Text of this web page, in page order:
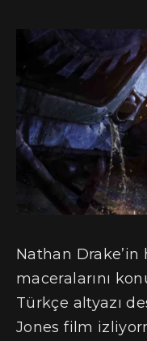
Nathan Drake’in
maceralarını
Türkçe altyazı
Jones film